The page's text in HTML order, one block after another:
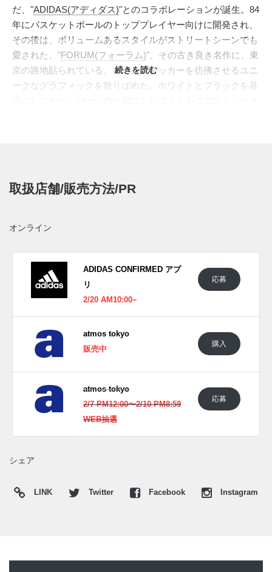
だ、"ADIDAS(アディダス)"とのコラボレーションが誕生。84
年にバスケットボールのトッププレイヤー向けに開発され、
その後は、ボリュームあるスタイルがストリートシーンでも
愛された、"FORUM(フォーラム)"。その古き良き名作に、東
京の路地貼られている、ネームステッカーを彷彿させるユニ
ークなグラフィックを散りばめた。ホワイトとブラックを基
ィブ素材を配置。"atmos"のロゴが入ったハングタグが付属
日本国内では2022年2月11日よりatmosにて発売予定。価格
は13,200円(税込)。 また新たな情報が入り次第、スニーカー
ウォーズのTwitter や などで報告したい。
続きを読む
取扱店舗/販売方法/PR
オンライン
ADIDAS CONFIRMED アプ
リ
2/20 AM10:00~
応募
atmos tokyo
販売中
購入
atmos tokyo
2/7 PM12:00〜2/10 PM8:59
WEB抽選
応募
シェア
LINK Twitter Facebook Instagram